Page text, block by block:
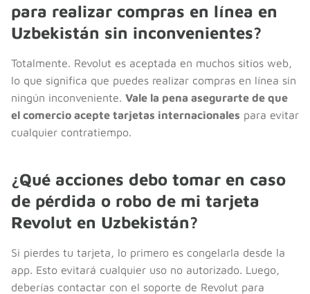
para realizar compras en línea en
Uzbekistán sin inconvenientes?
Totalmente. Revolut es aceptada en muchos sitios web,
lo que significa que puedes realizar compras en línea sin
ningún inconveniente. Vale la pena asegurarte de que
el comercio acepte tarjetas internacionales para evitar
cualquier contratiempo.
¿Qué acciones debo tomar en caso
de pérdida o robo de mi tarjeta
Revolut en Uzbekistán?
Si pierdes tu tarjeta, lo primero es congelarla desde la
app. Esto evitará cualquier uso no autorizado. Luego,
deberías contactar con el soporte de Revolut para